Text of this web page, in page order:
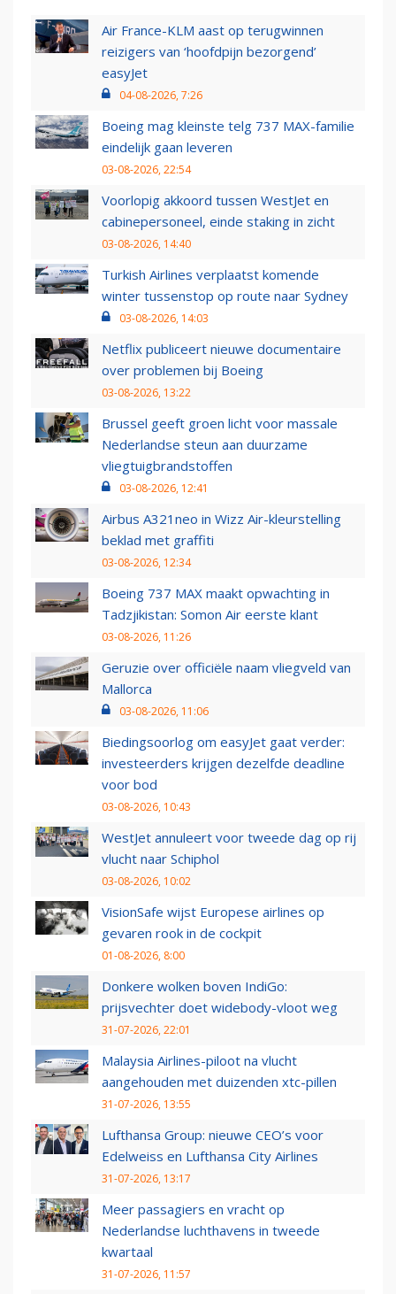
Air France-KLM aast op terugwinnen
reizigers van ‘hoofdpijn bezorgend’
easyJet
04-08-2026, 7:26
Boeing mag kleinste telg 737 MAX-familie
eindelijk gaan leveren
03-08-2026, 22:54
Voorlopig akkoord tussen WestJet en
cabinepersoneel, einde staking in zicht
03-08-2026, 14:40
Turkish Airlines verplaatst komende
winter tussenstop op route naar Sydney
03-08-2026, 14:03
Netflix publiceert nieuwe documentaire
over problemen bij Boeing
03-08-2026, 13:22
Brussel geeft groen licht voor massale
Nederlandse steun aan duurzame
vliegtuigbrandstoffen
03-08-2026, 12:41
Airbus A321neo in Wizz Air-kleurstelling
beklad met graffiti
03-08-2026, 12:34
Boeing 737 MAX maakt opwachting in
Tadzjikistan: Somon Air eerste klant
03-08-2026, 11:26
Geruzie over officiële naam vliegveld van
Mallorca
03-08-2026, 11:06
Biedingsoorlog om easyJet gaat verder:
investeerders krijgen dezelfde deadline
voor bod
03-08-2026, 10:43
WestJet annuleert voor tweede dag op rij
vlucht naar Schiphol
03-08-2026, 10:02
VisionSafe wijst Europese airlines op
gevaren rook in de cockpit
01-08-2026, 8:00
Donkere wolken boven IndiGo:
prijsvechter doet widebody-vloot weg
31-07-2026, 22:01
Malaysia Airlines-piloot na vlucht
aangehouden met duizenden xtc-pillen
31-07-2026, 13:55
Lufthansa Group: nieuwe CEO’s voor
Edelweiss en Lufthansa City Airlines
31-07-2026, 13:17
Meer passagiers en vracht op
Nederlandse luchthavens in tweede
kwartaal
31-07-2026, 11:57